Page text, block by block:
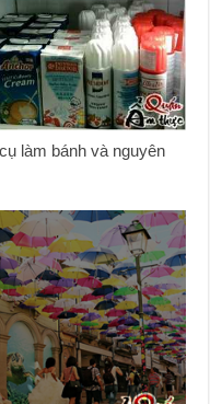
làm bánh và nguyên